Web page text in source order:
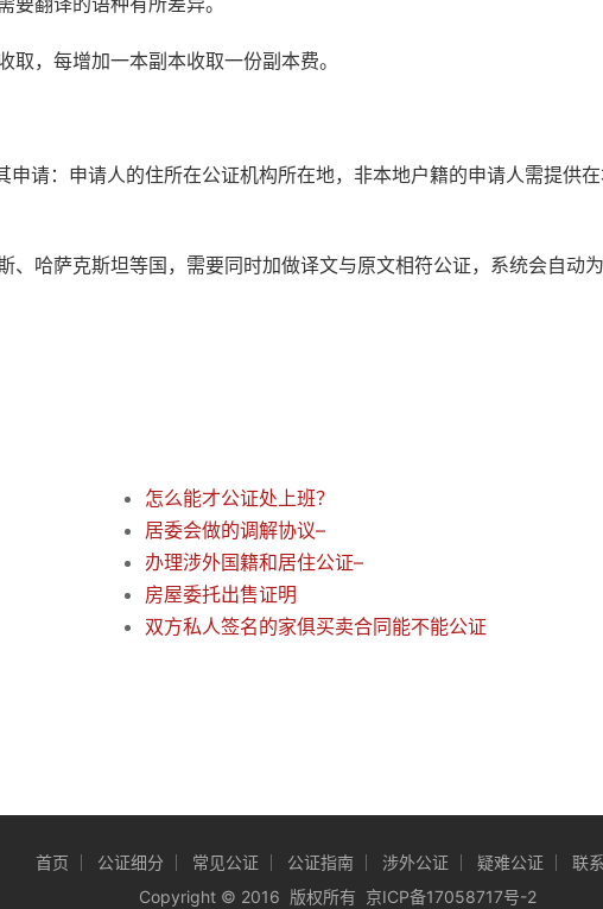
，每增加一本副本收取一份副本费。
申请：申请人的住所在公证机构所在地，非本地户籍的申请人需提供
、哈萨克斯坦等国，需要同时加做译文与原文相符公证，系统会自动
怎么能才公证处上班？
居委会做的调解协议–
办理涉外国籍和居住公证–
房屋委托出售证明
双方私人签名的家俱买卖合同能不能公证
首页 公证细分 常见公证 公证指南 涉外公证 疑难公证
联
Copyright © 2016 版权所有 京ICP备17058717号-2